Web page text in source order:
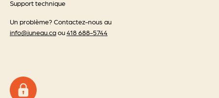
Support technique
Un problème? Contactez-nous au
info@juneau.caou418 688-5744